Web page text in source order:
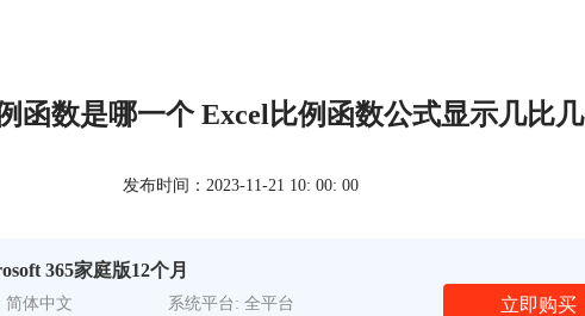
函数是哪一个 Excel比例函数公式显示几比几
发布时间：2023-11-21 10: 00: 00
365家庭版12个月
简体中文
系统平台: 全平台
立即购买